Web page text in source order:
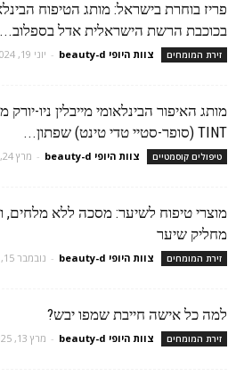
בכוכבת הרשת הישראלית אדל בספלוב...
זירת המומחים צוות היופי beauty-d - יוני 19, 2024
TINT (סופר-סטיי טדי טינט) שפתון...
טיפולים קוסמטיים צוות היופי beauty-d - מרץ 24, 2025
מוצרי טיפוח לשיער: מסכה ללא מלחים,
מחליק שיער
זירת המומחים צוות היופי beauty-d - נובמבר 15, 2025
למה כל אישה חייבת שמפו יבש?
זירת המומחים צוות היופי beauty-d - מרץ 13, 2025